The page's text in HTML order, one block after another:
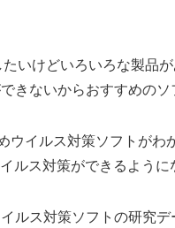
いけどいろいろな製品
きないからおすすめのソ
ウイルス対策ソフトがわ
ルス対策ができるように
ルス対策ソフトの研究